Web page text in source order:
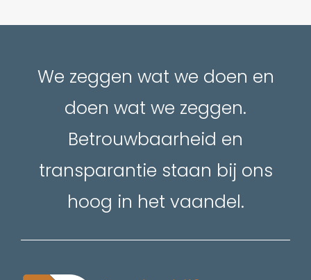
We zeggen wat we doen en
doen wat we zeggen.
Betrouwbaarheid en
transparantie staan bij ons
hoog in het vaandel.